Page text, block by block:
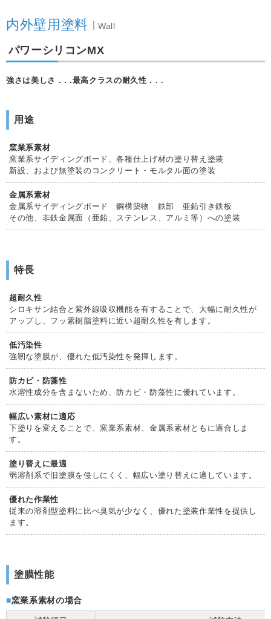
内外壁用塗料 Wall
パワーシリコンMX
強さは美しさ . . .最高クラスの耐久性 . . .
用途
窯業系素材
窯業系サイディングボード、各種仕上げ材の塗り替え塗装
新設、および無塗装のコンクリート・モルタル面の塗装
金属系素材
金属系サイディングボード 鋼構築物 鉄部 亜鉛引き鉄板
その他、非鉄金属面（亜鉛、ステンレス、アルミ等）への塗装
特長
超耐久性
シロキサン結合と紫外線吸収機能を有することで、大幅に耐久性が
アップし、フッ素樹脂塗料に近い超耐久性を有します。
低汚染性
強靭な塗膜が、優れた低汚染性を発揮します。
防カビ・防藻性
水溶性成分を含まないため、防カビ・防藻性に優れています。
幅広い素材に適応
下塗りを変えることで、窯業系素材、金属系素材ともに適合しま
す。
塗り替えに最適
弱溶剤系で旧塗膜を侵しにくく、幅広い塗り替えに適しています。
優れた作業性
従来の溶剤型塗料に比べ臭気が少なく、優れた塗装作業性を提供し
ます。
塗膜性能
窯業系素材の場合